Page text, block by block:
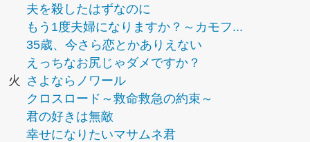
夫を殺したはずなのに
もう1度夫婦になりますか？～カモフ...
35歳、今さら恋とかありえない
えっちなお尻じゃダメですか？
火
さよならノワール
クロスロード～救命救急の約束～
君の好きは無敵
幸せになりたいマサムネ君